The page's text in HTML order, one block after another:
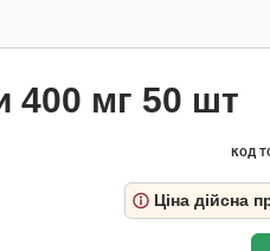
400 мг 50 шт
код
Ціна дійсна